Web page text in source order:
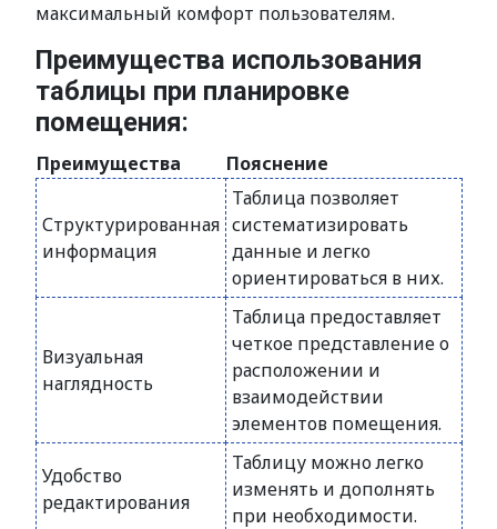
максимальный комфорт пользователям.
Преимущества использования
таблицы при планировке
помещения:
Преимущества Пояснение
Структурированная
информация
Таблица позволяет
систематизировать
данные и легко
ориентироваться в них.
Визуальная
наглядность
Таблица предоставляет
четкое представление о
расположении и
взаимодействии
элементов помещения.
Удобство
редактирования
Таблицу можно легко
изменять и дополнять
при необходимости.